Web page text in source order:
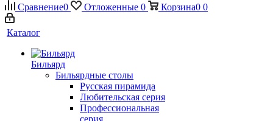
Сравнение0 Отложенные 0 Корзина0 0
Каталог
Бильярд
Бильярдные столы
Русская пирамида
Любительская серия
Профессиональная
серия